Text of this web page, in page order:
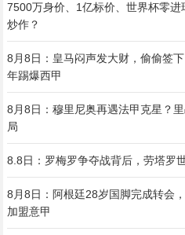
7500万身价、1亿标价、世界杯零
炒作？
8月8日：皇马闷声发大财，偷偷签
年踢爆西甲
8月8日：穆里尼奥再遇法甲克星？
局
8.8日：罗梅罗争夺战背后，劳塔罗
8月8日：阿根廷28岁国脚完成转会
加盟意甲